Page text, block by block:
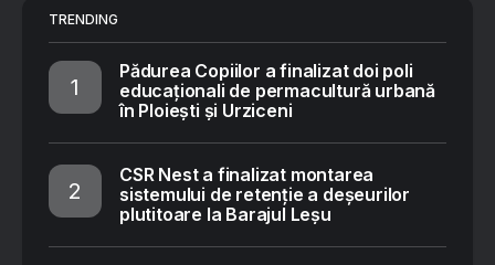
TRENDING
Pădurea Copiilor a finalizat doi poli
educaționali de permacultură urbană
în Ploiești și Urziceni
CSR Nest a finalizat montarea
sistemului de retenție a deșeurilor
plutitoare la Barajul Leșu